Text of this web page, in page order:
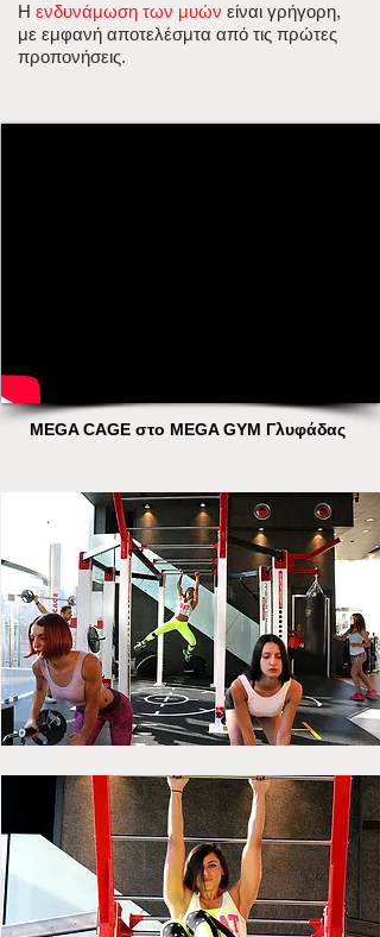
Η ενδυνάμωση των μυών είναι γρήγορη,
με εμφανή αποτελέσμτα από τις πρώτες
προπονήσεις.
MEGA CAGE στο MEGA GYM Γλυφάδας